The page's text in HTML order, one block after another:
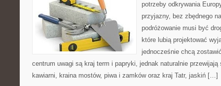
potrzeby odkrywania
przyjazny, bez zbędnego
podróżowanie musi być
które lubią projektować
jednocześnie chcą
centrum uwagi są kraj term i papryki, jednak naturalnie
kawiarni, kraina mostów, piwa i zamków oraz kraj Tatr, jaskiń […]